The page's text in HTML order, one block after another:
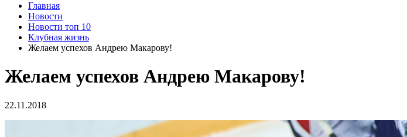
Главная
Новости
Новости топ 10
Клубная жизнь
Желаем успехов Андрею Макарову!
Желаем успехов Андрею Макарову!
22.11.2018